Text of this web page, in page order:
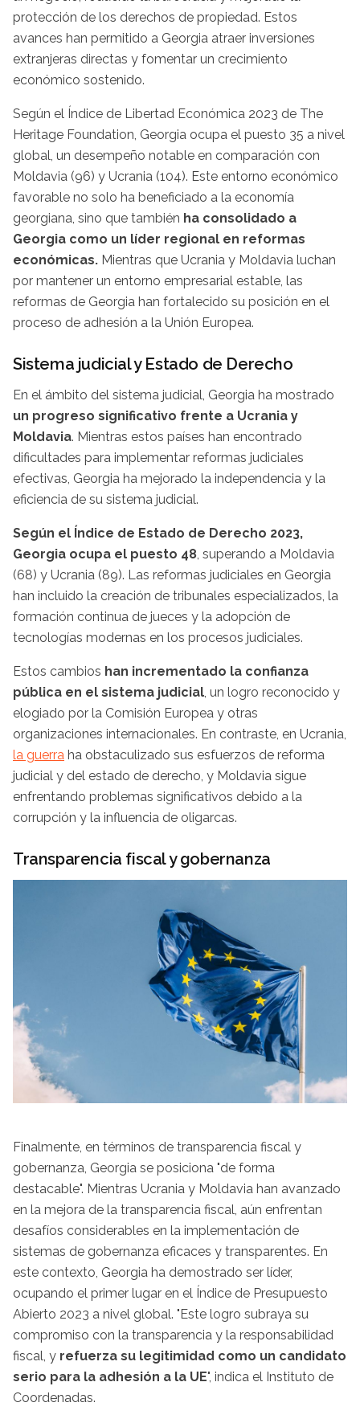
protección de los derechos de propiedad. Estos
avances han permitido a Georgia atraer inversiones
extranjeras directas y fomentar un crecimiento
económico sostenido.
Según el Índice de Libertad Económica 2023 de The
Heritage Foundation, Georgia ocupa el puesto 35 a nivel
global, un desempeño notable en comparación con
Moldavia (96) y Ucrania (104). Este entorno económico
favorable no solo ha beneficiado a la economía
georgiana, sino que también ha consolidado a
Georgia como un líder regional en reformas
económicas. Mientras que Ucrania y Moldavia luchan
por mantener un entorno empresarial estable, las
reformas de Georgia han fortalecido su posición en el
proceso de adhesión a la Unión Europea.
Sistema judicial y Estado de Derecho
En el ámbito del sistema judicial, Georgia ha mostrado
un progreso significativo frente a Ucrania y
Moldavia. Mientras estos países han encontrado
dificultades para implementar reformas judiciales
efectivas, Georgia ha mejorado la independencia y la
eficiencia de su sistema judicial.
Según el Índice de Estado de Derecho 2023,
Georgia ocupa el puesto 48, superando a Moldavia
(68) y Ucrania (89). Las reformas judiciales en Georgia
han incluido la creación de tribunales especializados, la
formación continua de jueces y la adopción de
tecnologías modernas en los procesos judiciales.
Estos cambios han incrementado la confianza
pública en el sistema judicial, un logro reconocido y
elogiado por la Comisión Europea y otras
organizaciones internacionales. En contraste, en Ucrania,
la guerra ha obstaculizado sus esfuerzos de reforma
judicial y del estado de derecho, y Moldavia sigue
enfrentando problemas significativos debido a la
corrupción y la influencia de oligarcas.
Transparencia fiscal y gobernanza
Finalmente, en términos de transparencia fiscal y
gobernanza, Georgia se posiciona "de forma
destacable". Mientras Ucrania y Moldavia han avanzado
en la mejora de la transparencia fiscal, aún enfrentan
desafíos considerables en la implementación de
sistemas de gobernanza eficaces y transparentes. En
este contexto, Georgia ha demostrado ser líder,
ocupando el primer lugar en el Índice de Presupuesto
Abierto 2023 a nivel global. "Este logro subraya su
compromiso con la transparencia y la responsabilidad
fiscal, y refuerza su legitimidad como un candidato
serio para la adhesión a la UE", indica el Instituto de
Coordenadas.